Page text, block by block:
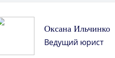
Оксана Ильчинко
Ведущий юрист